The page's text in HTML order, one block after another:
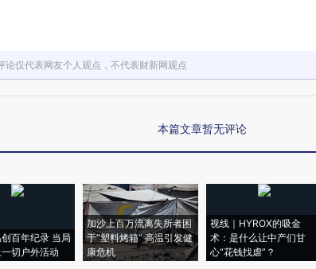
论仅代表网友个人观点，不代表财新网观点
本篇文章暂无评论
百年纪录 当局
切户外活动
加沙上百万流离失所者困
于“塑料烤箱” 高温引发健
康危机
视线｜HYROX的吸金
术：是什么让中产们甘
心“花钱找虐”？